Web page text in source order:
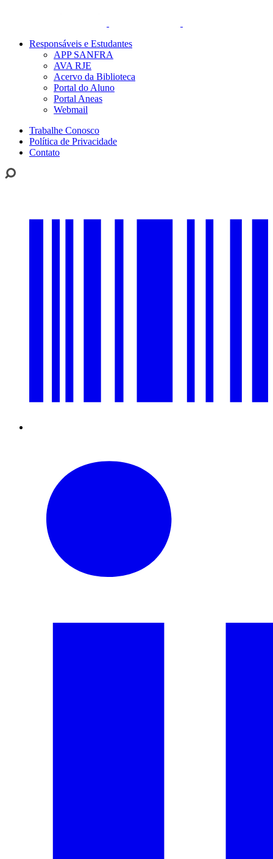
Responsáveis e Estudantes
APP SANFRA
AVA RJE
Acervo da Biblioteca
Portal do Aluno
Portal Aneas
Webmail
Trabalhe Conosco
Política de Privacidade
Contato